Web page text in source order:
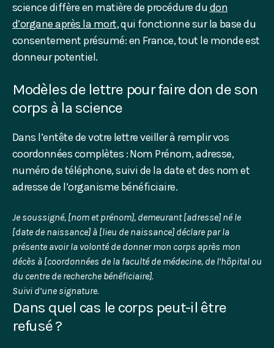
science diffère en matière de procédure dudon
d’organe après la mort, qui fonctionne sur la base du
consentement présumé: en France, tout le monde est
donneur potentiel.
Modèles de lettre pour faire don de son
corps à la science
Dans l’entête de votre lettre veiller à remplir vos
coordonnées complètes : Nom Prénom, adresse,
numéro de téléphone, suivi de la date et des nom et
adresse de l’organisme bénéficiaire.
Je soussigné, [nom et prénom], demeurant [adresse] né le
[date de naissance] à [lieu de naissance] déclare par la
présente avoir la volonté de donner mon corps après mon
décès à [coordonnées de la faculté de médecine, de l’hôpital ou
du centre de recherche bénéficiaire].
Suivi d’une signature.
Dans quel cas le corps peut-il être
refusé ?